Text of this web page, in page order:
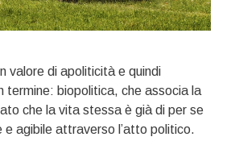
valore di apoliticità e quindi
termine: biopolitica, che associa la
che la vita stessa è già di per se
e agibile attraverso l’atto politico.